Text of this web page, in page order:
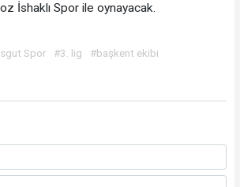
İshaklı Spor ile oynayacak.
Spor #3. lig #başkent ekibi